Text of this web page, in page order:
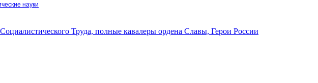
науки
Труда, полные кавалеры ордена Славы, Герои России